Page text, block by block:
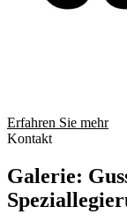
Erfahren Sie mehr
Kontakt
Galerie: